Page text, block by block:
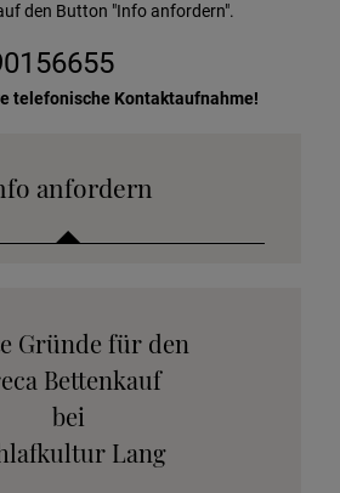
den Button "Info anfordern".
telefonische Kontaktaufnahme!
anfordern
anfordern
Beratung anfordern
anfordern
Gründe für den
Bettenkauf
bei
Lang